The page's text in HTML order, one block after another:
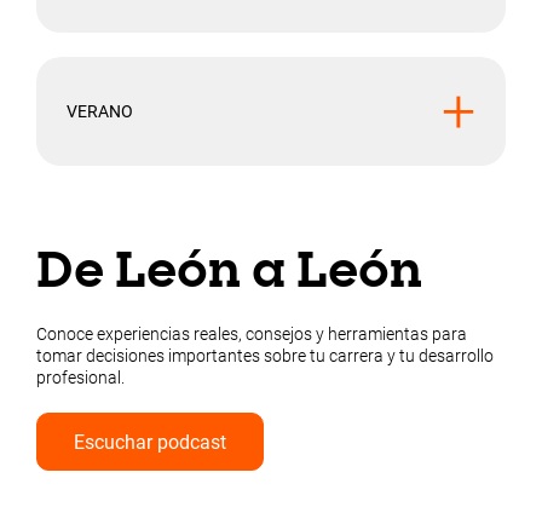
VERANO +
De León a León
Conoce experiencias reales, consejos y herramientas para
tomar decisiones importantes sobre tu carrera y tu desarrollo
profesional.
Escuchar podcast